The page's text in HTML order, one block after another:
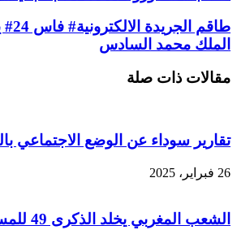
الملك محمد السادس
مقالات ذات صلة
تقارير سوداء عن الوضع الاجتماعي
26 فبراير، 2025
الشعب المغربي يخلد الذكرى 49 للمسيرة الخضراء